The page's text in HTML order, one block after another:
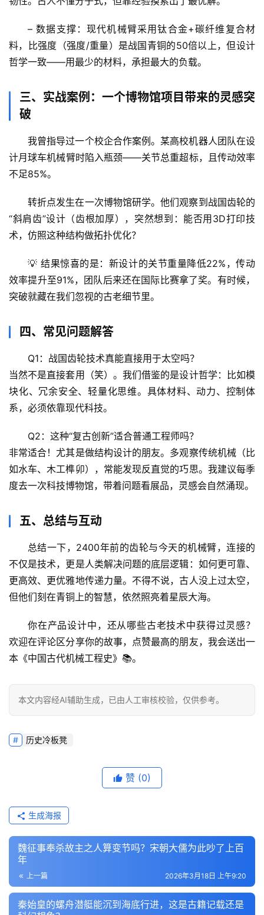
然
人
奥
秘
史
档
案
宇
宙
天
生
活
技
前
沿
理
驿
站
辟
谣
– 数据支撑 ：现代机械臂采用钛合金+碳纤维复合材
料，比强度（强度/重量）是战国青铜的50倍以上，但设计
哲学一致——用最少的材料，承担最大的负载。
三、实战案例：一个博物馆项目带来的灵感突
破
我曾指导过一个校企合作案例。某高校机器人团队在设
计月球车机械臂时陷入瓶颈——关节总重超标，且传动效率
不足85%。
转折点发生在一次博物馆研学。他们观察到战国齿轮的
“斜肩齿”设计（齿根加厚），突然想到：能否用3D打印技
术，仿照这种结构做拓扑优化？
💡 结果惊喜的是：新设计的关节重量降低22% ，传动
效率提升至91%，团队后来还在国际比赛拿了奖。 有时候，
突破就藏在我们忽视的古老细节里。
四、常见问题解答
Q1：战国齿轮技术真能直接用于太空吗？
当然不是直接套用（笑）。我们借鉴的是设计哲学：比如模
块化、冗余安全、轻量化思维。具体材料、动力、控制体
系，必须依靠现代科技。
Q2：这种“复古创新”适合普通工程师吗？
非常适合！尤其是做结构设计的朋友。 多观察传统机械（比
如水车、木工榫卯），常能发现反直觉的巧思。我建议每季
度去一次科技博物馆，带着问题看展品，灵感会自然涌现。
五、总结与互动
总结一下， 2400年前的齿轮与今天的机械臂，连接的
不仅是技术，更是人类解决问题的底层逻辑 ：如何更可靠、
更高效、更优雅地传递力量。不得不说，古人没上过太空，
但他们刻在青铜上的智慧，依然照亮着星辰大海。
你在产品设计中，还从哪些古老技术中获得过灵感？
欢迎在评论区分享你的故事，点赞最高的朋友，我会送出一
本《中国古代机械工程史》📚。
本文内容经AI辅助生成，已由人工审核校验，仅供参考。
历史冷板凳
赞 (0)
生成海报
魏征事奉杀故主之人算变节吗？宋朝大儒为此吵了上百
年
上一篇 2026年3月18日 上午9:20
秦始皇的螺舟潜艇能沉到海底行进，这是古籍记载还是